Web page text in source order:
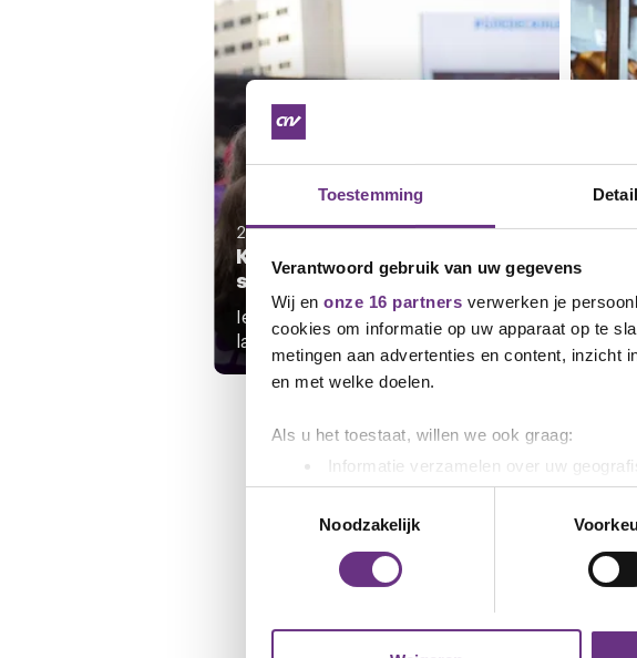
Toestemming
Verantwoord gebruik van uw gegevens
Wij en onze 16 partners verwerken je
cookies om informatie op uw apparaat op te
metingen aan advertenties en content, inzicht
en met welke doelen.
Als u het toestaat, willen we ook graag:
Informatie verzamelen over uw
Uw apparaat identificeren door het
Lees meer over hoe uw persoonlijke
toestemming op elk moment wijzigen of
websiteverkeer te analyseren. Ook delen we
Noodzakelijk
22 juni 2026
Kom in actie voor jouw
sociale zekerheid!
Iedereen kan werkloos worden of
langdurig ziek raken. Dan is het...
19